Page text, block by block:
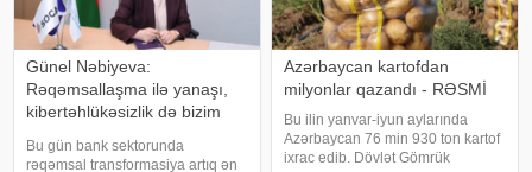
Günel Nəbiyeva:
Rəqəmsallaşma ilə yanaşı,
kibertəhlükəsizlik də bizim
Bu gün bank sektorunda
rəqəmsal transformasiya artıq ən
Azərbaycan kartofdan
milyonlar qazandı - RƏSMİ
Bu ilin yanvar-iyun aylarında
Azərbaycan 76 min 930 ton kartof
ixrac edib. Dövlət Gömrük